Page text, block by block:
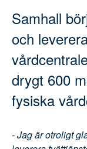
Samhall
laga och
omfattas
hos Kry
förtroendet att